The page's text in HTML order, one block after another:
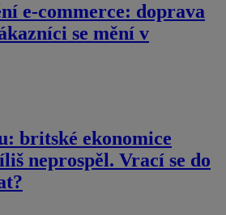
e-commerce: doprava
se mění v
britské ekonomice
neprospěl. Vrací se do